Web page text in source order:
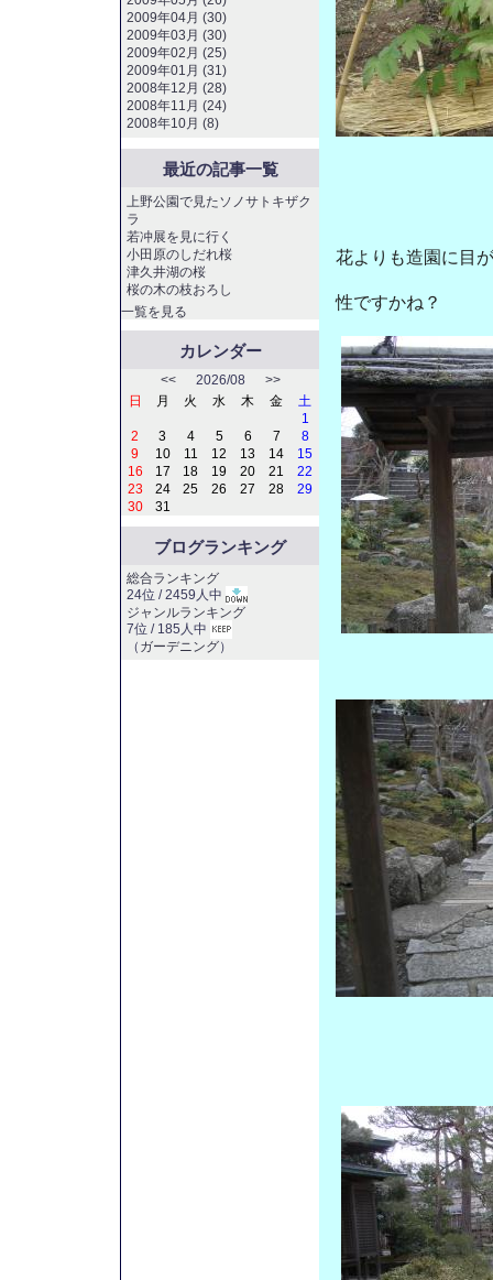
花よりも造園に目
性ですかね？
2009年04月 (30)
2009年03月 (30)
2009年02月 (25)
2009年01月 (31)
2008年12月 (28)
2008年11月 (24)
2008年10月 (8)
最近の記事一覧
上野公園で見たソノサトキザク
ラ
若冲展を見に行く
小田原のしだれ桜
津久井湖の桜
桜の木の枝おろし
一覧を見る
カレンダー
<<2026/08 >>
日
月 火 水 木 金
土
1
2
3 4 5 6 7
8
9
10 11 12 13 14
15
16
17 18 19 20 21
22
23
24 25 26 27 28
29
30
31
ブログランキング
総合ランキング
24位 / 2459人中
ジャンルランキング
7位 / 185人中
（ ガーデニング）